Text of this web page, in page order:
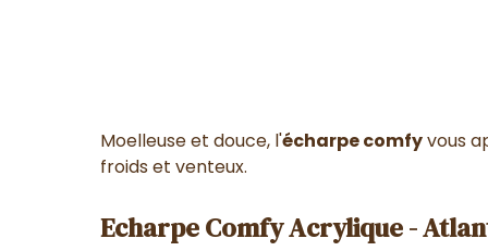
Moelleuse et douce, l'écharpe comfyvous
froids et venteux.
Echarpe Comfy Acrylique -